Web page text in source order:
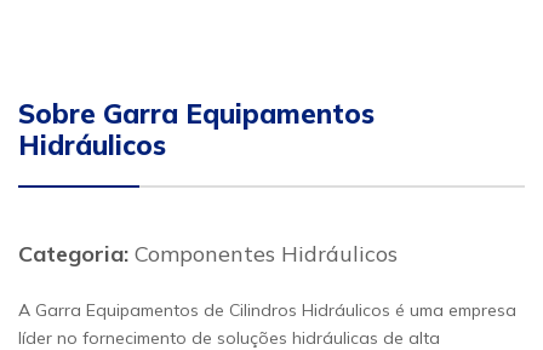
Sobre Garra Equipamentos
Hidráulicos
Categoria: Componentes Hidráulicos
A Garra Equipamentos de Cilindros Hidráulicos é uma empresa
líder no fornecimento de soluções hidráulicas de alta